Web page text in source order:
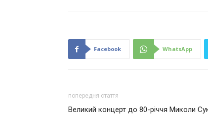
Facebook WhatsApp
попередня стаття
Великий концерт до 80-річчя Миколи